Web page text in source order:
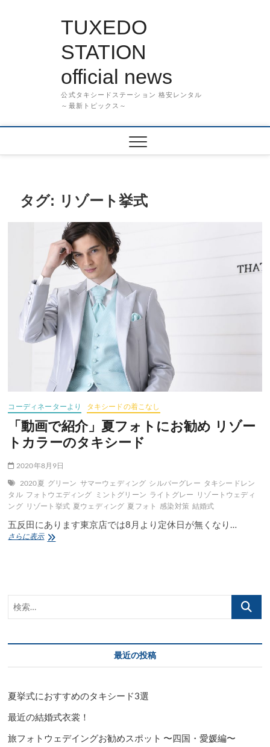
TUXEDO
STATION
official news
公式タキシードステーション 格安レンタル
～最新トピックス～
タグ: リゾート挙式
コーディネーターより タキシードの着こなし
「動画で紹介」夏フォトにお勧め リゾー
トカラーのタキシード
2020年8月9日
2020夏 グリーン サマーウェディング シルバーグレー タキシードレン
タル フォトウエディング ミントグリーン ライトグレー リゾートウェディ
ング リゾート挙式 夏ウェディング 夏フォト 感染対策 結婚式
五反田にあります東京店では8月より定休日が無くなり…
さらに表示「動
ト
お
め
ー
カ
ー
最近の投稿
夏挙式におすすめのタキシード3選
最近の結婚式衣裳！
旅フォトウェデイングお勧めスポット 〜四国・愛媛編〜